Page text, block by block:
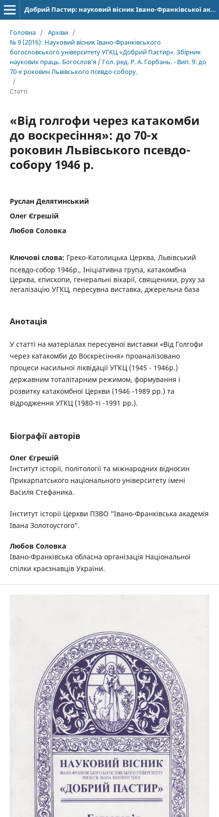
Добрий Пастир: науковий вісник Івано-Франківської академії Івана Золотоустого. Богослов’я. Філософія. Історія
Головна / Архіви /
№ 9 (2016): Науковий вісник Івано-Франківського
богословського університету УГКЦ «Добрий Пастир». Збірник
наукових праць. Богослов'я / Гол. ред. Р. А. Горбань. - Вип. 9: до
70-х роковин Львівського псевдо-собору.
/
Статті
«Від голгофи через катакомби
до воскресіння»: до 70-х
роковин Львівського псевдо-
собору 1946 р.
Руслан Делятинський
Олег Єгрешій
Любов Соловка
Ключові слова: Греко-Католицька Церква, Львівський
псевдо-собор 1946р., Ініціативна група, катакомбна
Церква, єпископи, генеральні вікарії, священики, руху за
легалізацію УГКЦ, пересувна виставка, джерельна база
Анотація
У статті на матеріалах пересувної виставки «Від Голгофи
через катакомби до Воскресіння» проаналізовано
процеси насильної ліквідації УГКЦ (1945 - 1946р.)
державним тоталітарним режимом, формування і
розвитку катакомбної Церкви (1946 -1989 рр.) та
відродження УГКЦ (1980-ті -1991 рр.).
Біографії авторів
Олег Єгрешій
Інститут історії, політології та міжнародних відносин
Прикарпатського національного університету імені
Василя Стефаника.
Інститут історії Церкви ПЗВО "Івано-Франківська академія
Івана Золотоустого".
Любов Соловка
Івано-Франківська обласна організація Національної
спілки краєзнавців України.